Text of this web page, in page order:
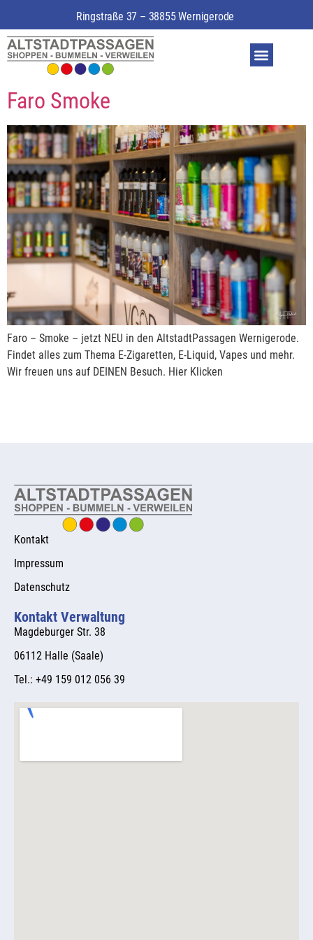
Ringstraße 37 – 38855 Wernigerode
Faro Smoke
Faro – Smoke – jetzt NEU in den AltstadtPassagen Wernigerode.
Findet alles zum Thema E-Zigaretten, E-Liquid, Vapes und mehr.
Wir freuen uns auf DEINEN Besuch. Hier Klicken
Kontakt
Impressum
Datenschutz
Kontakt Verwaltung
Magdeburger Str. 38
06112 Halle (Saale)
Tel.: +49 159 012 056 39 ​